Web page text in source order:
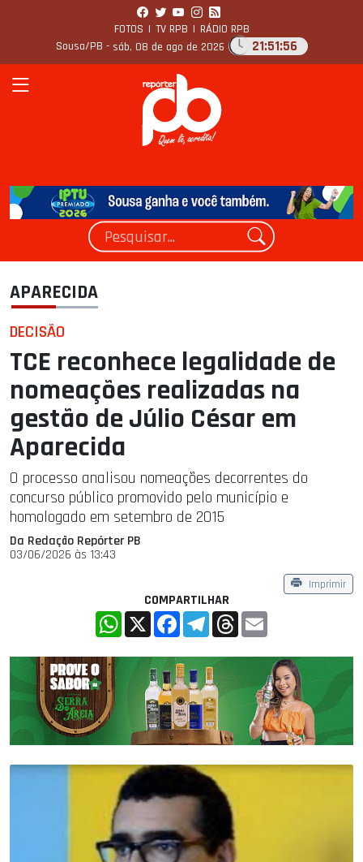
FOTOS | TV RPB | RÁDIO RPB
Sousa/PB - sáb, 08 de ago de 2026 21:51:57
APARECIDA
DECISÃO
TCE reconhece legalidade de
nomeações realizadas na
gestão de Júlio César em
Aparecida
O processo analisou nomeações decorrentes do
concurso público promovido pelo município e
homologado em setembro de 2015
Da Redação Repórter PB
03/06/2026 às 13:43
Imprimir
COMPARTILHAR
WhatsApp
X FacebookTelegramThreads